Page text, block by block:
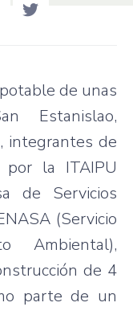
de unas
Estanislao,
integrantes de
por la ITAIPU
de Servicios
(Servicio
Ambiental),
de 4
parte de un